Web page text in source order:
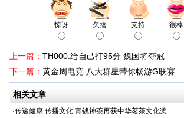
惊讶 欠揍 支持 很棒
上一篇： TH000:给自己打95分 魏国将夺冠
下一篇： 黄金周电竞 八大群星带你畅游G联赛
相关文章
·传递健康 传播文化 青钱神茶再获中华茗茶文化奖